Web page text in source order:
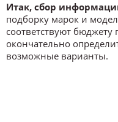
Итак, сбор
подборку марок и
соответствуют
окончательно
возможные варианты.